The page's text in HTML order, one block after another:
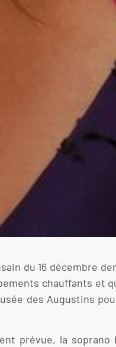
du 16 décembre
chauffants et
des Augustins
prévue, la soprano